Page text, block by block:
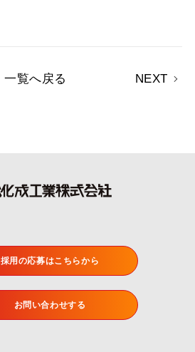
一覧へ戻る NEXT
採用の応募はこちらから
お問い合わせする